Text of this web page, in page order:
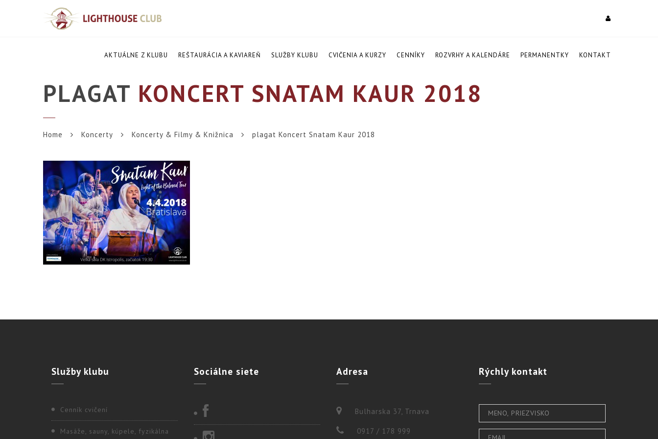
AKTUÁLNE Z KLUBU REŠTAURÁCIA A KAVIAREŇ SLUŽBY KLUBU CVIČENIA A KURZY CENNÍKY ROZVRHY A KALENDÁRE PERMANENTKY KONTAKT
PLAGAT KONCERT SNATAM KAUR 2018
Home Koncerty Koncerty & Filmy & Knižnica plagat Koncert Snatam Kaur 2018
Službyklubu
Cenník cvičení
Masáže, sauny, kúpele, fyzikálna
Sociálne siete Adresa
Bulharska 37, Trnava
0917 / 178 999
Rýchlykontakt